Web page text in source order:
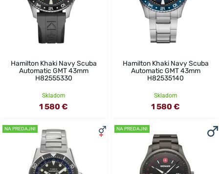
Hamilton Khaki Navy Scuba
Automatic GMT 43mm
H82555330
Skladom
1 580 €
Hamilton Khaki Navy Scuba
Automatic GMT 43mm
H82535140
Skladom
1 580 €
NA PREDAJNI NA PREDAJNI